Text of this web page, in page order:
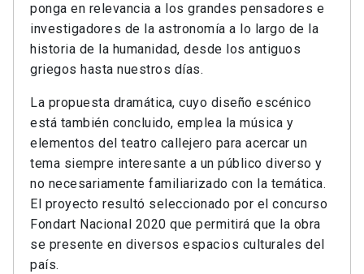
ponga en relevancia a los grandes pensadores e
investigadores de la astronomía a lo largo de la
historia de la humanidad, desde los antiguos
griegos hasta nuestros días.
La propuesta dramática, cuyo diseño escénico
está también concluido, emplea la música y
elementos del teatro callejero para acercar un
tema siempre interesante a un público diverso y
no necesariamente familiarizado con la temática.
El proyecto resultó seleccionado por el concurso
Fondart Nacional 2020 que permitirá que la obra
se presente en diversos espacios culturales del
país.